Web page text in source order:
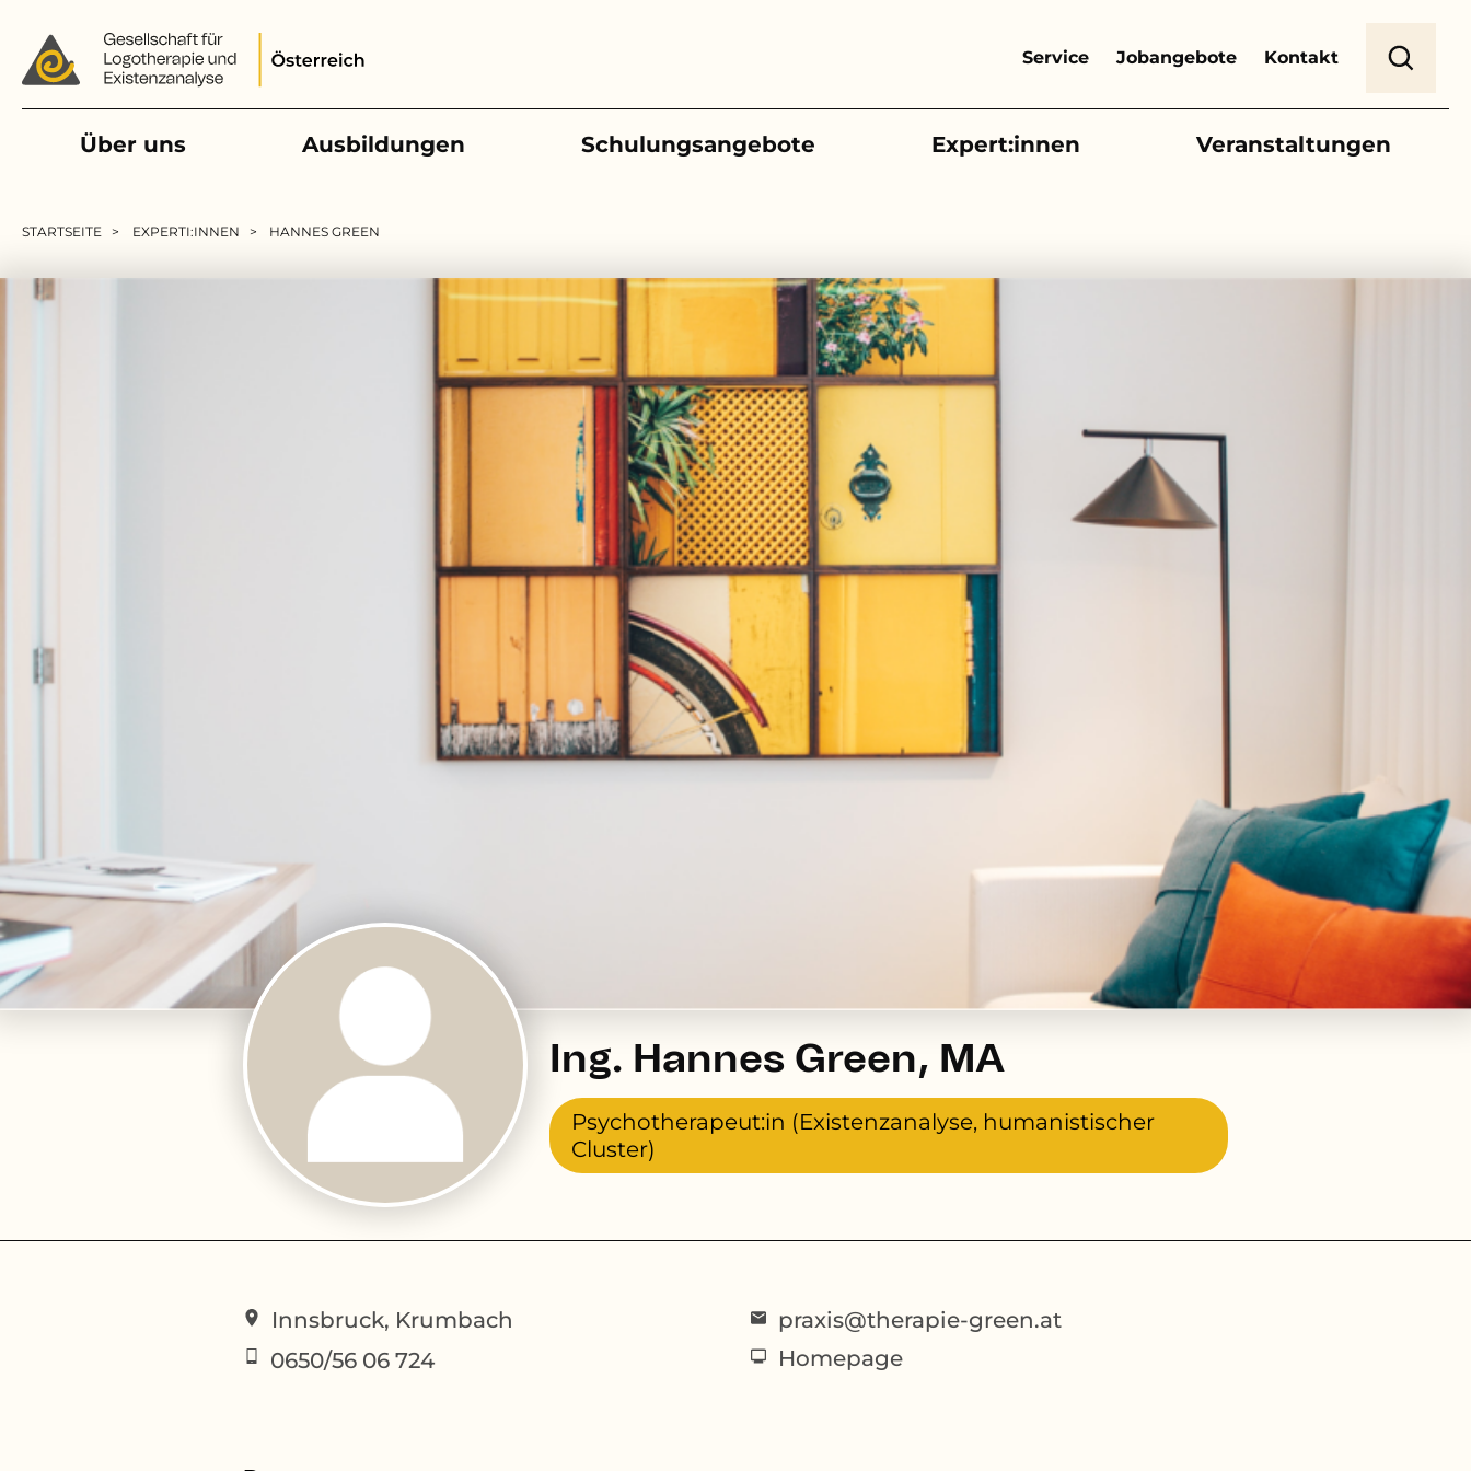
Service Jobangebote Kontakt
Über uns Ausbildungen Schulungsangebote Expert:innen Veranstaltungen
STARTSEITE EXPERTI:INNEN HANNES GREEN
Ing. Hannes Green, MA
Psychotherapeut:in (Existenzanalyse, humanistischer
Cluster)
Innsbruck, Krumbach
0650/56 06 724
praxis@therapie-green.at
Homepage